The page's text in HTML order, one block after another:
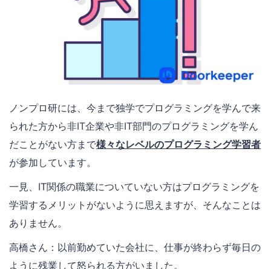
ノンプロ研には、今まで独学でプログラミングを学んで来
られた方から非IT企業や非IT部門のプログラミングを学ん
だことがない方まで様々なレベルのプログラミング学習者
が参加しています。
一見、IT関係の職業についていない方はプログラミングを
学習するメリットがないように思えますが、そんなことは
ありません。
高橋さん：以前勤めていた会社に、仕事が終わらず毎日の
ように残業して怒られる方がいました。